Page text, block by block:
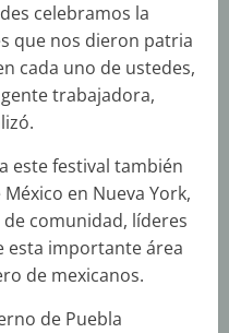
celebramos la
que nos dieron patria
cada uno de ustedes,
trabajadora,
este festival también
en Nueva York,
comunidad, líderes
esta importante área
de mexicanos.
de Puebla